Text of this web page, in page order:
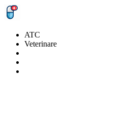
ATC
Veterinare